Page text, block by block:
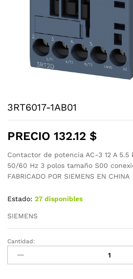
3RT6017-1AB01
PRECIO 132.12 $
Contactor de potencia AC-3 12 A 5.5
50/60 Hz 3 polos tamaño S00
FABRICADO POR SIEMENS EN CHINA
Estado: 27 disponibles
SIEMENS
3RT6017-
1AB01
cantidad
Cantidad: